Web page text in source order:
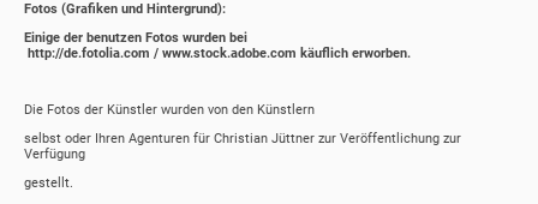
Fotos (Grafiken und Hintergrund):
Einige der benutzen Fotos wurden bei
http://de.fotolia.com / www.stock.adobe.com käuflich erworben.
Die Fotos der Künstler wurden von den Künstlern
selbst oder Ihren Agenturen für Christian Jüttner zur Veröffentlichung zur
Verfügung
gestellt.